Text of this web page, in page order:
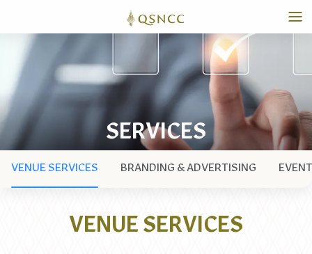
SERVICES
VENUE SERVICES BRANDING & ADVERTISING
VENUE SERVICES